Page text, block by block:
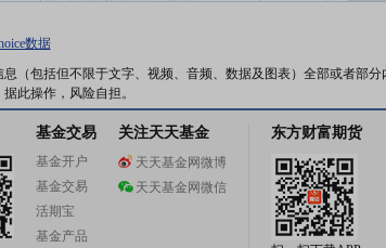
数据
（包括但不限于文字、视频、音频、数据及图表）全部或者部
此操作，风险自担。
基金交易
基金开户
基金交易
活期宝
基金产品
关注天天基金
天天基金网微博
天天基金网微信
东方财富期货